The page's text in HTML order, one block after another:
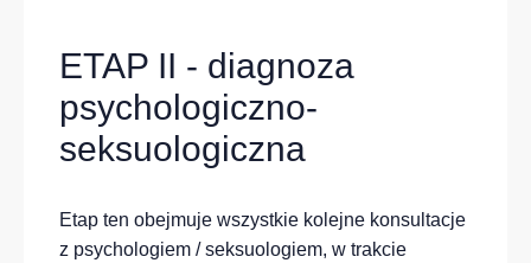
ETAP II - diagnoza
psychologiczno-
seksuologiczna
Etap ten obejmuje wszystkie kolejne konsultacje
z psychologiem / seksuologiem, w trakcie